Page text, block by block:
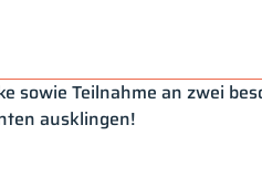
sowie Teilnahme an zwei
ausklingen!